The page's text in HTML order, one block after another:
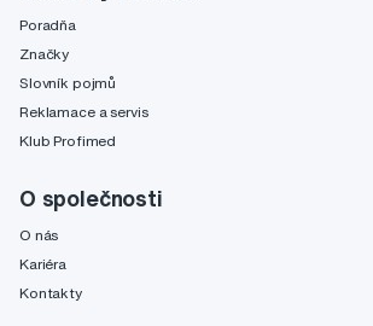
Poradňa
Značky
Slovník pojmů
Reklamace a servis
Klub Profimed
O společnosti
O nás
Kariéra
Kontakty